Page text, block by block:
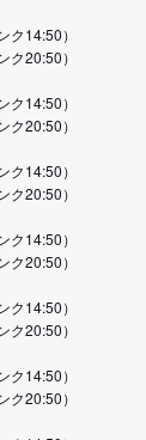
14:50）
20:50）
14:50）
20:50）
14:50）
20:50）
14:50）
20:50）
14:50）
20:50）
14:50）
20:50）